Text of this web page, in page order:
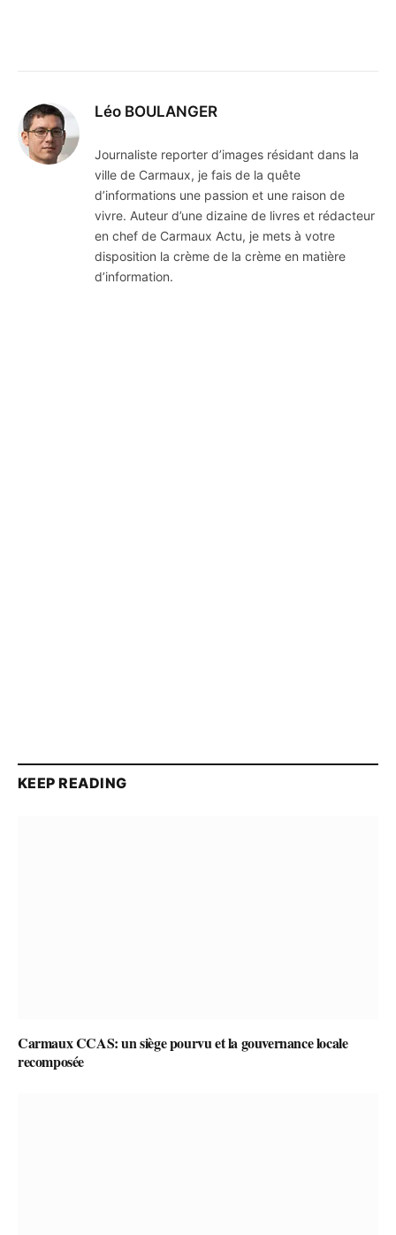
Léo BOULANGER
Journaliste reporter d’images résidant dans la
ville de Carmaux, je fais de la quête
d’informations une passion et une raison de
vivre. Auteur d’une dizaine de livres et rédacteur
en chef de Carmaux Actu, je mets à votre
disposition la crème de la crème en matière
d’information.
KEEP READING
Carmaux CCAS: un siège pourvu et la gouvernance locale
recomposée